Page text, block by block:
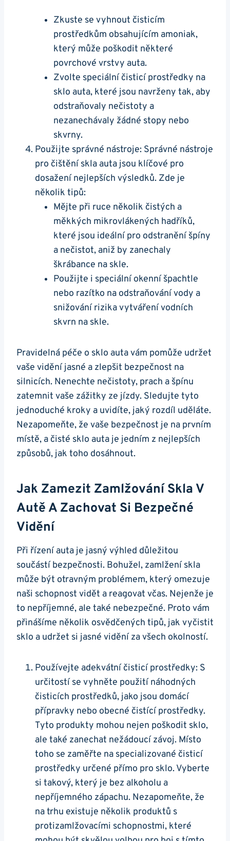
Zkuste se vyhnout čisticím
prostředkům obsahujícím amoniak,
který ⁤může poškodit některé
povrchové vrstvy auta.
Zvolte ⁤speciální čisticí prostředky na⁢
sklo auta, které jsou navrženy tak,‌ aby
odstraňovaly nečistoty a
nezanechávaly žádné stopy ⁤nebo⁣
skvrny.
Použijte správné nástroje: Správné nástroje‍
pro čištění skla auta jsou‌ klíčové pro
dosažení nejlepších výsledků. ​Zde je
několik tipů:
Mějte při ruce ⁣několik ‍čistých a
měkkých mikrovlákených hadříků,
které jsou ideální pro odstranění špíny
a nečistot, aniž by zanechaly
škrábance na skle.
Použijte i speciální okenní špachtle
nebo ⁤razítko na odstraňování vody a
snižování rizika vytváření ‌vodních
skvrn na skle.
Pravidelná péče o sklo auta vám pomůže udržet
vaše vidění jasné a zlepšit bezpečnost na
silnicích. Nenechte nečistoty, prach a špínu‍
zatemnit vaše zážitky ze⁤ jízdy. ⁣Sledujte tyto
jednoduché kroky a uvidíte, jaký ⁣rozdíl uděláte.
Nezapomeňte, že vaše bezpečnost‍ je na ‍prvním
místě, a čisté sklo auta je jedním z nejlepších
způsobů, jak toho dosáhnout.
Jak ⁢zamezit Zamlžování Skla V
Autě ⁣a Zachovat ‍si Bezpečné
Vidění
Při řízení auta je jasný výhled důležitou
součástí bezpečnosti. Bohužel, zamlžení skla
může být⁤ otravným problémem, který omezuje‍
naši schopnost ⁤vidět ‍a reagovat včas. Nejenže je
to nepříjemné, ale⁤ také nebezpečné. Proto vám
přinášíme⁣ několik osvědčených tipů, jak vyčistit​
sklo a udržet​ si jasné vidění⁣ za všech ⁣okolností.
Používejte adekvátní čisticí ⁤prostředky: S⁣
určitostí se vyhněte použití náhodných
čisticích prostředků, jako jsou domácí
přípravky nebo obecné čistící prostředky.
Tyto produkty‍ mohou‌ nejen poškodit sklo,
ale také ⁢zanechat nežádoucí ​závoj. Místo
toho se ⁣zaměřte na specializované čisticí⁤
prostředky určené přímo pro sklo. Vyberte
si takový, který je ‌bez alkoholu‍ a
nepříjemného zápachu. ‍Nezapomeňte, že
na trhu existuje několik produktů s
protizamlžovacími schopnostmi,​ které